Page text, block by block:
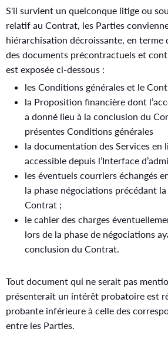
S'il survient un quelconque litige ou
relatif au Contrat, les Parties
hiérarchisation décroissante, en terme
des documents précontractuels et
est exposée ci-dessous :
les Conditions générales et le
la Proposition financière dont
a donné lieu à la conclusion du
présentes Conditions générales
la documentation des Services en
accessible depuis l’Interface
les éventuels courriers échangés
la phase négociations précédant
Contrat ;
le cahier des charges
lors de la phase de négociations
conclusion du Contrat.
Tout document qui ne serait pas
présenterait un intérêt probatoire est
probante inférieure à celle des
entre les Parties.